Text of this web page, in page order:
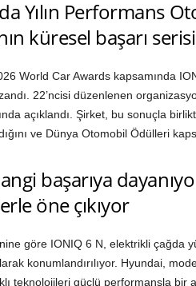
Yılın Performans
küresel başarı
World Car Awards kapsamında
22’ncisi düzenlenen
açıklandı. Şirket, bu sonuçla
ve Dünya Otomobil Ödülleri
başarıya
öne çıkıyor
göre IONIQ 6 N, elektrikli çağda
konumlandırılıyor. Hyundai,
teknolojileri güçlü performansla bir